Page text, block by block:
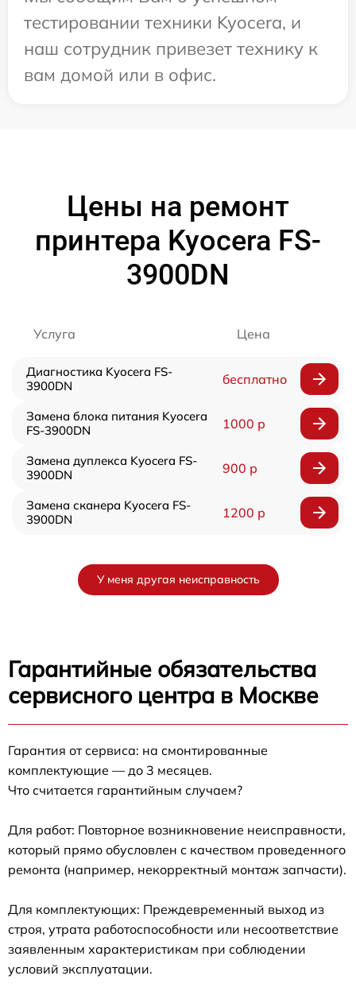
тестировании техники Kyocera, и
наш сотрудник привезет технику к
вам домой или в офис.
Цены на ремонт
принтера Kyocera FS-
3900DN
Услуга Цена
Диагностика Kyocera FS-
3900DN
бесплатно
Замена блока питания Kyocera
FS-3900DN
1000 р
Замена дуплекса Kyocera FS-
3900DN
900 р
Замена сканера Kyocera FS-
3900DN
1200 р
У меня другая неисправность
Гарантийные обязательства
сервисного центра в Москве
Гарантия от сервиса: на смонтированные
комплектующие — до 3 месяцев.
Что считается гарантийным случаем?
Для работ: Повторное возникновение неисправности,
который прямо обусловлен с качеством проведенного
ремонта (например, некорректный монтаж запчасти).
Для комплектующих: Преждевременный выход из
строя, утрата работоспособности или несоответствие
заявленным характеристикам при соблюдении
условий эксплуатации.